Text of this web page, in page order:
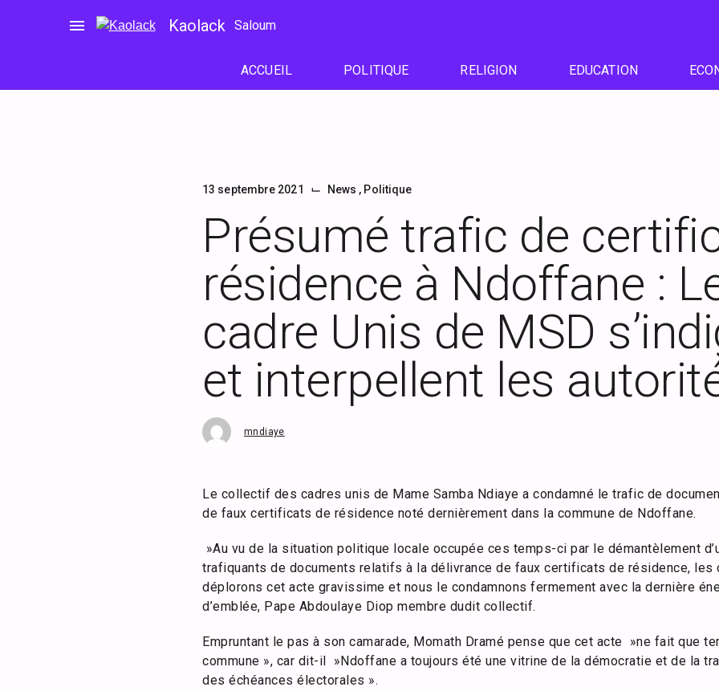
menu Kaolack Saloum
ACCUEIL POLITIQUE RELIGION EDUCATION
13 septembre 2021 ⌙ News , Politique
Présumé trafic de
résidence à Ndoffane :
cadre Unis de MSD
et interpellent les
mndiaye
Le collectif des cadres unis de Mame Samba Ndiaye a condamné le trafic de
de faux certificats de résidence noté dernièrement dans la commune de Ndoffane.
»Au vu de la situation politique locale occupée ces temps-ci par le démantèlement
trafiquants de documents relatifs à la délivrance de faux certificats de résidence, les
déplorons cet acte gravissime et nous le condamnons fermement avec la dernière
d’emblée, Pape Abdoulaye Diop membre dudit collectif.
Empruntant le pas à son camarade, Momath Dramé pense que cet acte »ne fait que
commune », car dit-il »Ndoffane a toujours été une vitrine de la démocratie et de la
des échéances électorales ».